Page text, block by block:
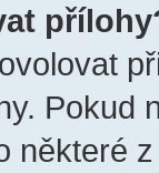
Pokud
některé